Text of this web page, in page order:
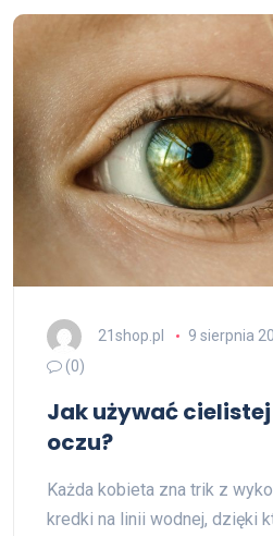
21shop.pl 9 sierpnia
(0)
Jak używać
oczu?
Każda kobieta zna trik z
kredki na linii wodnej, dzięki